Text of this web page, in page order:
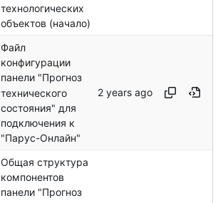
технологических
объектов (начало)
Файл
конфигурации
панели "Прогноз
технического
состояния" для
подключения к
"Парус-Онлайн"
Общая структура
компонентов
панели "Прогноз